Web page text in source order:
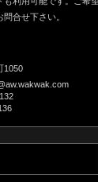
合せ下さい。
1050